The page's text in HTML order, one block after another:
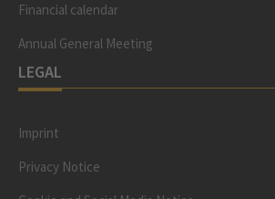
Financial calendar
Annual General Meeting
LEGAL
Imprint
Privacy Notice